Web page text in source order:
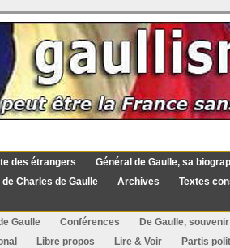
des étrangers Général de Gaulle, sa
Charles de Gaulle Archives Textes
Gaulle Conférences De Gaulle,
Libre propos Lire & Voir Partis